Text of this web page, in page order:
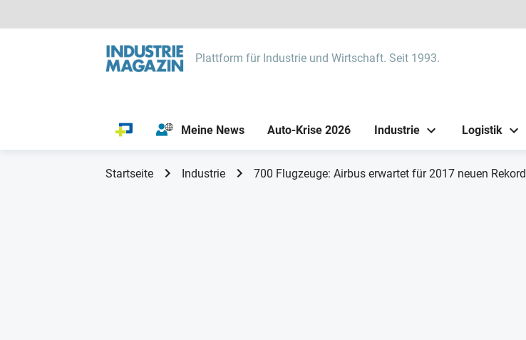
Plattform für Industrie und Wirtschaft. Seit 1993.
Meine News Auto-Krise 2026 Industrie Logistik
Startseite Industrie 700 Flugzeuge: Airbus erwartet für 2017 neuen Rekord